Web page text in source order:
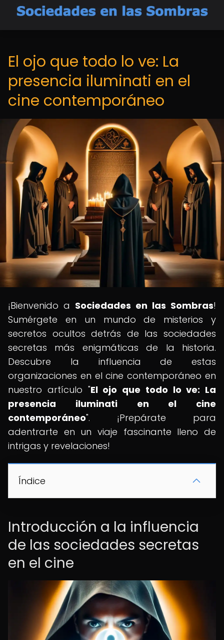
El ojo que todo lo ve: La
presencia iluminati en el
cine contemporáneo
¡Bienvenido a Sociedades en las Sombras!
Sumérgete en un mundo de misterios y
secretos ocultos detrás de las sociedades
secretas más enigmáticas de la historia.
Descubre la influencia de estas
organizaciones en el cine contemporáneo en
nuestro artículo "El ojo que todo lo ve: La
presencia iluminati en el cine
contemporáneo". ¡Prepárate para
adentrarte en un viaje fascinante lleno de
intrigas y revelaciones!
Índice
Introducción a la influencia
de las sociedades secretas
en el cine